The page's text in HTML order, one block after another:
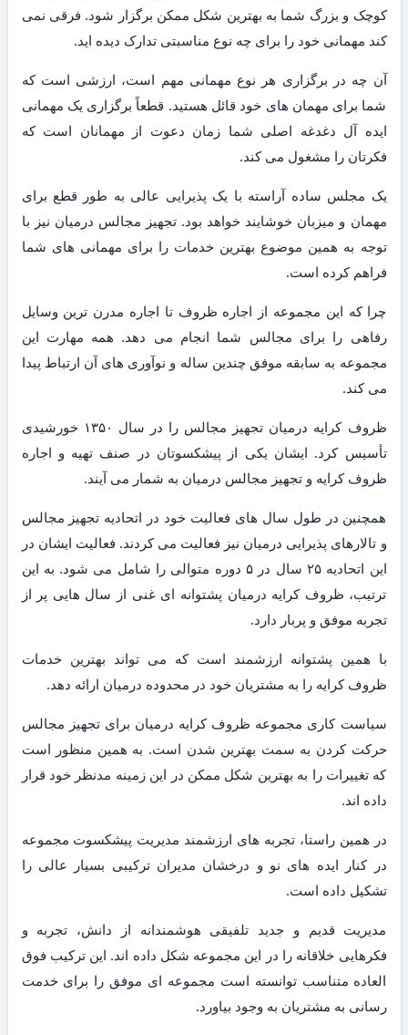
کوچک و بزرگ شما به بهترین شکل ممکن برگزار شود. فرقی نمی
کند مهمانی خود را برای چه نوع مناسبتی تدارک دیده اید.
آن چه در برگزاری هر نوع مهمانی مهم است، ارزشی است که
شما برای مهمان های خود قائل هستید. قطعاً برگزاری یک مهمانی
ایده آل دغدغه اصلی شما زمان دعوت از مهمانان است که
فکرتان را مشغول می کند.
یک مجلس ساده آراسته با یک پذیرایی عالی به طور قطع برای
مهمان و میزبان خوشایند خواهد بود. تجهیز مجالس درمیان نیز با
توجه به همین موضوع بهترین خدمات را برای مهمانی های شما
فراهم کرده است.
چرا که این مجموعه از اجاره ظروف تا اجاره مدرن ترین وسایل
رفاهی را برای مجالس شما انجام می دهد. همه مهارت این
مجموعه به سابقه موفق چندین ساله و نوآوری های آن ارتباط پیدا
می کند.
ظروف کرایه درمیان تجهیز مجالس را در سال ۱۳۵۰ خورشیدی
تأسیس کرد. ایشان یکی از پیشکسوتان در صنف تهیه و اجاره
ظروف کرایه و تجهیز مجالس درمیان به شمار می آیند.
همچنین در طول سال های فعالیت خود در اتحادیه تجهیز مجالس
و تالارهای پذیرایی درمیان نیز فعالیت می کردند. فعالیت ایشان در
این اتحادیه ۲۵ سال در ۵ دوره متوالی را شامل می شود. به این
ترتیب، ظروف کرایه درمیان پشتوانه ای غنی از سال هایی پر از
تجربه موفق و پربار دارد.
با همین پشتوانه ارزشمند است که می تواند بهترین خدمات
ظروف کرایه را به مشتریان خود در محدوده درمیان ارائه دهد.
سیاست کاری مجموعه ظروف کرایه درمیان برای تجهیز مجالس
حرکت کردن به سمت بهترین شدن است. به همین منظور است
که تغییرات را به بهترین شکل ممکن در این زمینه مدنظر خود قرار
داده اند.
در همین راستا، تجربه های ارزشمند مدیریت پیشکسوت مجموعه
در کنار ایده های نو و درخشان مدیران ترکیبی بسیار عالی را
تشکیل داده است.
مدیریت قدیم و جدید تلفیقی هوشمندانه از دانش، تجربه و
فکرهایی خلاقانه را در این مجموعه شکل داده اند. این ترکیب فوق
العاده متناسب توانسته است مجموعه ای موفق را برای خدمت
رسانی به مشتریان به وجود بیاورد.